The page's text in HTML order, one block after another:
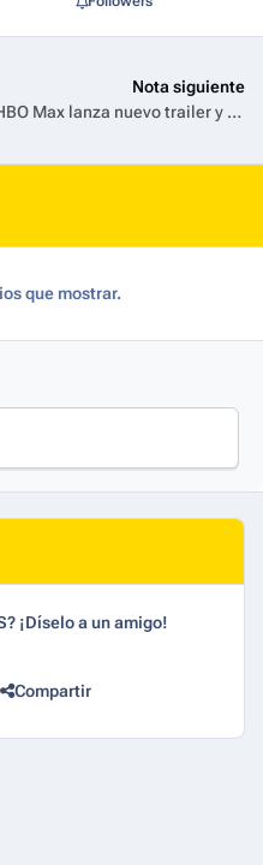
Nota siguiente
HBO Max lanza nuevo trailer y la arte oficial de 'Stuart No Logra Salvar El Universo'
que mostrar.
¡Díselo a un amigo!
Compartir